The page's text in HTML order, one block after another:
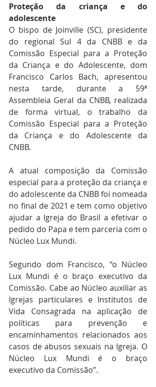
Proteção da criança e do
adolescente
O bispo de Joinville (SC), presidente
do regional Sul 4 da CNBB e da
Comissão Especial para a Proteção
da Criança e do Adolescente, dom
Francisco Carlos Bach, apresentou
nesta tarde, durante a 59ª
Assembleia Geral da CNBB, realizada
de forma virtual, o trabalho da
Comissão Especial para a Proteção
da Criança e do Adolescente da
CNBB.
A atual composição da Comissão
especial para a proteção da criança e
do adolescente da CNBB foi nomeada
no final de 2021 e tem como objetivo
ajudar a Igreja do Brasil a efetivar o
pedido do Papa e tem parceria com o
Núcleo Lux Mundi.
Segundo dom Francisco, “o Núcleo
Lux Mundi é o braço executivo da
Comissão. Cabe ao Núcleo auxiliar as
Igrejas particulares e Institutos de
Vida Consagrada na aplicação de
políticas para prevenção e
encaminhamentos relacionados aos
casos de abusos sexuais na Igreja. O
Núcleo Lux Mundi é o braço
executivo da Comissão”.